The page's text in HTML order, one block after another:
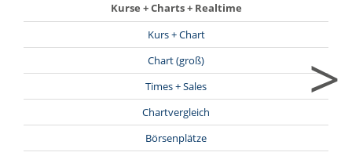
Kurse + Charts + Realtime
Kurs + Chart
Chart (groß)
Times + Sales
Chartvergleich
Börsenplätze
>